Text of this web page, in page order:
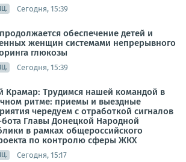
Сегодня, 15:39
обеспечение детей и
женщин системами непрерывного
глюкозы
Сегодня, 15:39
Крамар: Трудимся нашей командой в
ритме: приемы и выездные
чередуем с отработкой сигналов
бота Главы Донецкой Народной
в рамках общероссийского
по контролю сферы ЖКХ
Сегодня, 15:17